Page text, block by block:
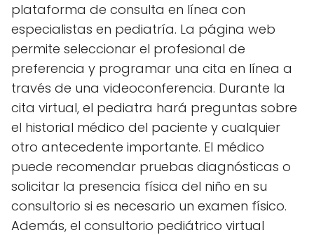
plataforma de consulta en línea con
especialistas en pediatría. La página web
permite seleccionar el profesional de
preferencia y programar una cita en línea a
través de una videoconferencia. Durante la
cita virtual, el pediatra hará preguntas sobre
el historial médico del paciente y cualquier
otro antecedente importante. El médico
puede recomendar pruebas diagnósticas o
solicitar la presencia física del niño en su
consultorio si es necesario un examen físico.
Además, el consultorio pediátrico virtual